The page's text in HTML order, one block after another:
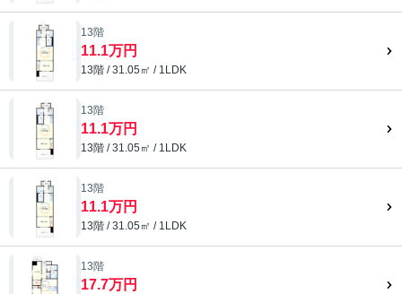
13階
11.1万円
13階 / 31.05㎡ / 1LDK
13階
11.1万円
13階 / 31.05㎡ / 1LDK
13階
11.1万円
13階 / 31.05㎡ / 1LDK
13階
17.7万円